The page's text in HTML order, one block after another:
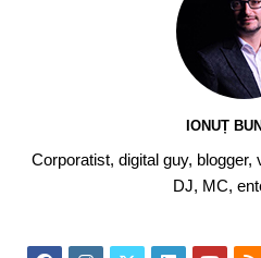
IONUȚ
Corporatist, digital guy, blogger,
DJ, MC,